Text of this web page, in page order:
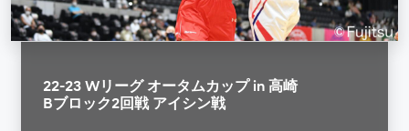
22-23 Wリーグ オータムカップ in 高崎
Bブロック2回戦 アイシン戦